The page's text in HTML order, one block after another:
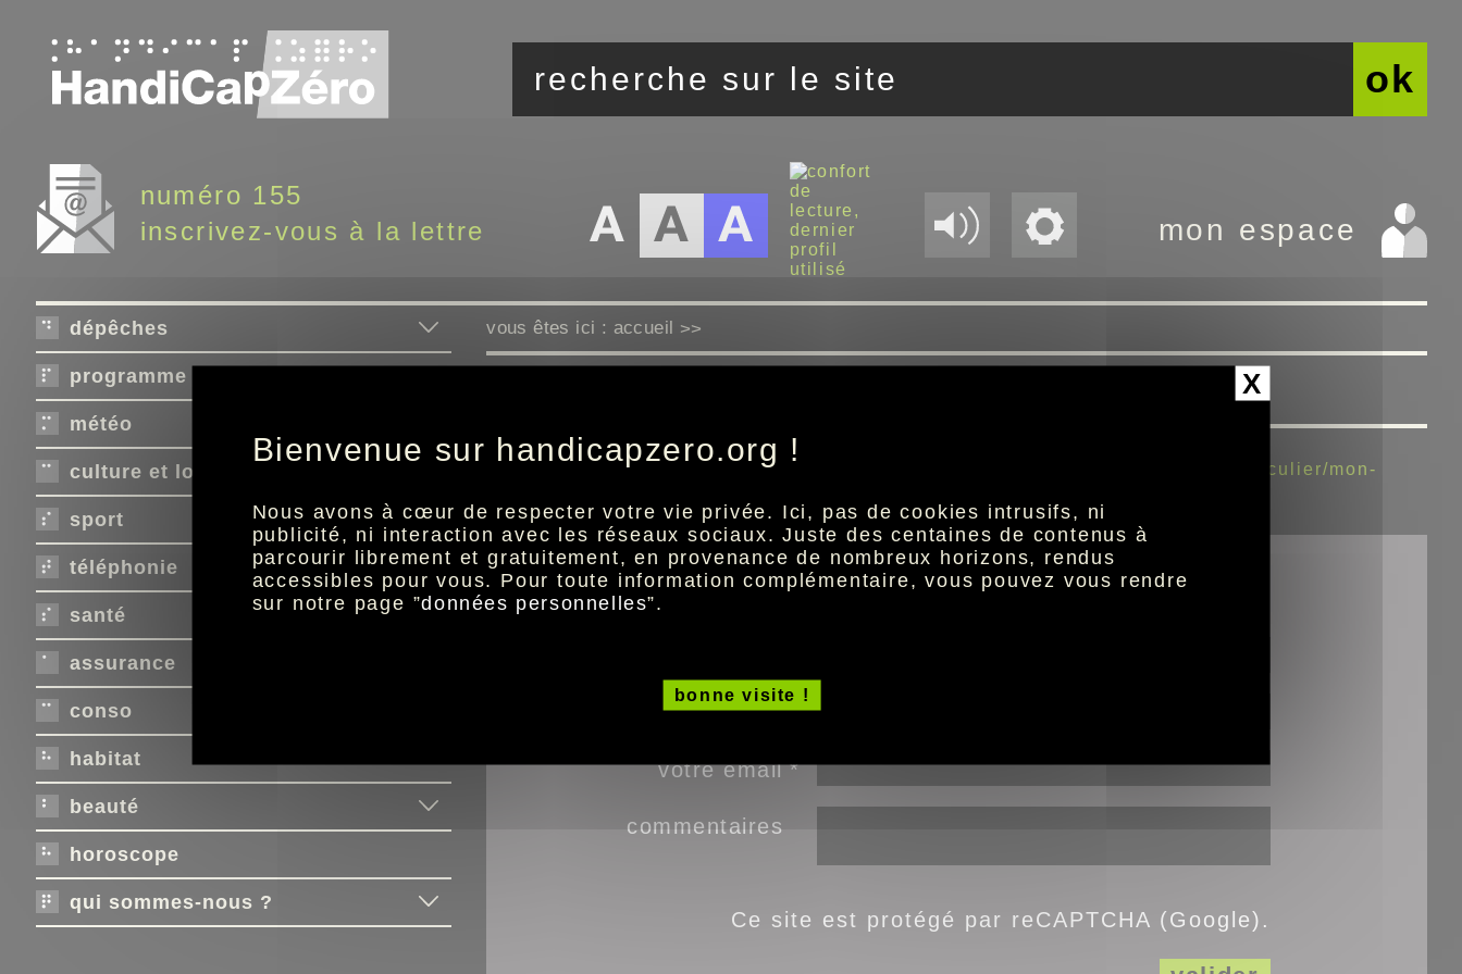
ok
numéro 155
inscrivez-vous à la lettre
mon espace
dépêches
programme télé
météo
culture et loisirs
sport
téléphonie
santé
assurance
conso
habitat
beauté
horoscope
qui sommes-nous ?
vous êtes ici : accueil >>
L'adresse envoyée sera :
https://handicapzero.maaf.fr/catalogues/catalogue-particulier/mon-
* champs obligatoires
votre prénom
votre email
commentaires
Ce site est protégé par reCAPTCHA (Google).
X
Bienvenue sur handicapzero.org !
Nous avons à cœur de respecter votre vie privée. Ici, pas de cookies intrusifs, ni
publicité, ni interaction avec les réseaux sociaux. Juste des centaines de contenus à
parcourir librement et gratuitement, en provenance de nombreux horizons, rendus
accessibles pour vous. Pour toute information complémentaire, vous pouvez vous rendre
sur notre page ”données personnelles”.
bonne visite !